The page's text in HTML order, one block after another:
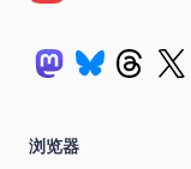
浏览器